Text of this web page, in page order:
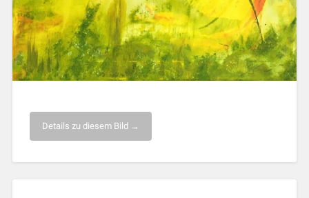
Details zu diesem Bild →